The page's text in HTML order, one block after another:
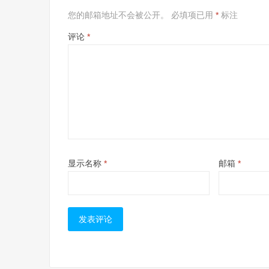
您的邮箱地址不会被公开。 必填项已用 * 标注
评论 *
显示名称 * 邮箱 *